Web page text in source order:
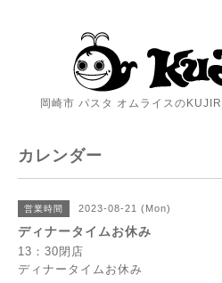
岡崎市 パスタ オムライスの
カレンダー
営業時間 2023-08-21 (Mon)
ディナータイムお休み
13：30閉店
ディナータイムお休み